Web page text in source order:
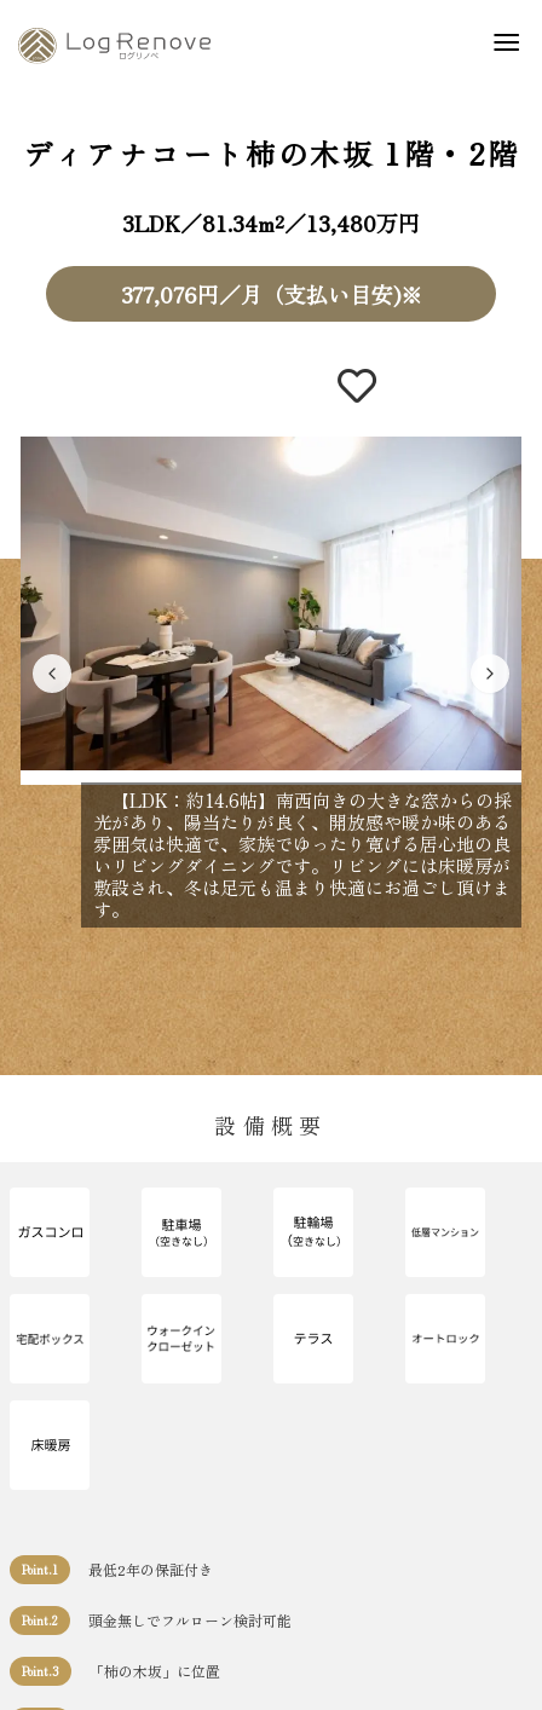
ディアナコート柿の木坂 1階・2階
3LDK／81.34m²／13,480万円
377,076円／月（支払い目安)※
【LDK：約14.6帖】南西向きの大きな窓からの採
光があり、陽当たりが良く、開放感や暖か味のある
雰囲気は快適で、家族でゆったり寛げる居心地の良
いリビングダイニングです。リビングには床暖房が
敷設され、冬は足元も温まり快適にお過ごし頂けま
す。
1
設備概要
Point.1 最低2年の保証付き
Point.2 頭金無しでフルローン検討可能
Point.3 「柿の木坂」に位置